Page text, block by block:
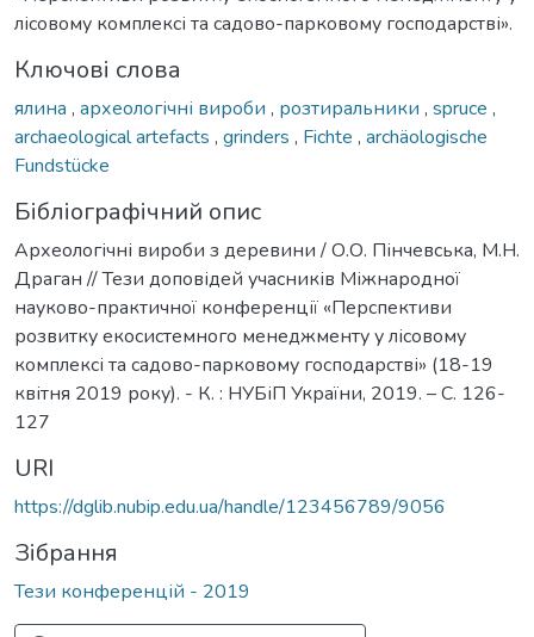
лісовому комплексі та садово-парковому господарстві».
Ключові слова
ялина , археологічні вироби , розтиральники , spruce ,
archaeological artefacts , grinders , Fichte , archäologische
Fundstücke
Бібліографічний опис
Археологічні вироби з деревини / О.О. Пінчевська, М.Н.
Драган // Тези доповідей учасників Міжнародної
науково-практичної конференції «Перспективи
розвитку екосистемного менеджменту у лісовому
комплексі та садово-парковому господарстві» (18-19
квітня 2019 року). - К. : НУБіП України, 2019. – С. 126-
127
URI
https://dglib.nubip.edu.ua/handle/123456789/9056
Зібрання
Тези конференцій - 2019